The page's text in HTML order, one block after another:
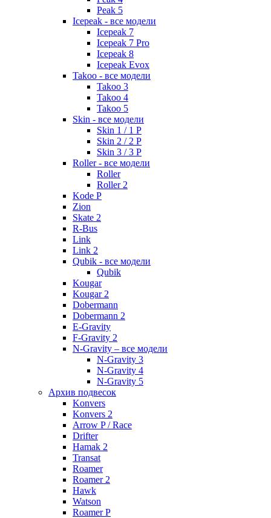
Peak 5
Icepeak - все модели
Icepeak 7
Icepeak 7 Pro
Icepeak 8
Icepeak Evox
Takoo - все модели
Takoo 3
Takoo 4
Takoo 5
Skin - все модели
Skin 1 / 1 P
Skin 2 / 2 P
Skin 3 / 3 P
Roller - все модели
Roller
Roller 2
Kode P
Zion
Skate 2
R-Bus
Link
Link 2
Qubik - все модели
Qubik
Kougar
Kougar 2
Dobermann
Dobermann 2
E-Gravity
F-Gravity 2
N-Gravity – все модели
N-Gravity 3
N-Gravity 4
N-Gravity 5
Архив подвесок
Konvers
Konvers 2
Arrow P / Race
Drifter
Hamak 2
Transat
Roamer
Roamer 2
Hawk
Watson
Roamer P